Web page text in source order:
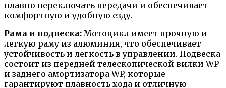
плавно переключать передачи и обеспечивает
комфортную и удобную езду.
Рама и подвеска: Мотоцикл имеет прочную и
легкую раму из алюминия, что обеспечивает
устойчивость и легкость в управлении. Подвеска
состоит из передней телескопической вилки WP
и заднего амортизатора WP, которые
гарантируют плавность хода и отличную